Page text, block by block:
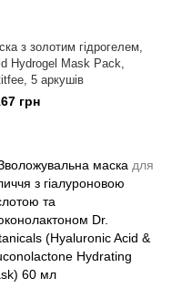
з золотим гідрогелем,
Hydrogel Mask Pack,
5 аркушів
грн